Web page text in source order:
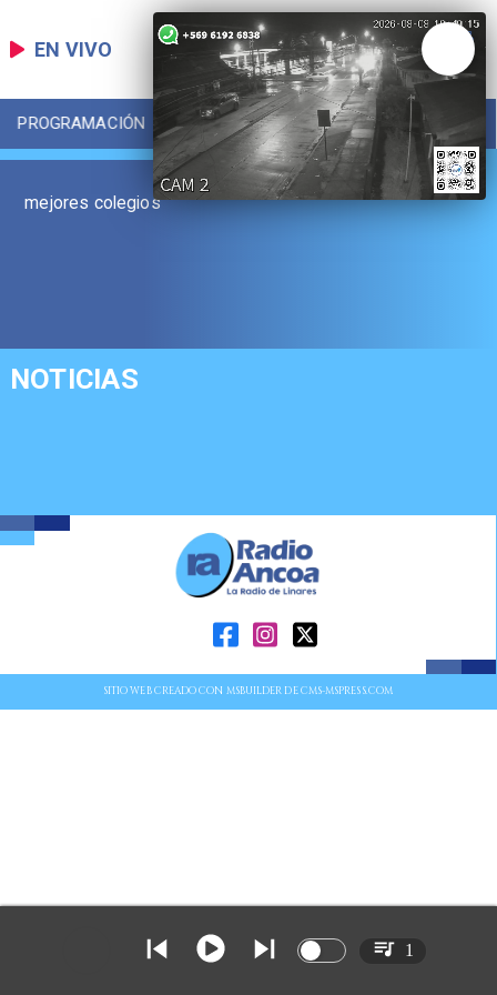
EN VIVO
PROGRAMACIÓN LOCAL DEPORTES
mejores colegios
NOTICIAS
SITIO WEB CREADO CON MSBUILDER DE CMS-MSPRESS.COM
1